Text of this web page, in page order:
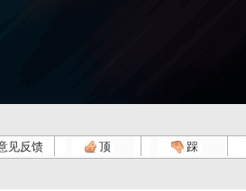
见反馈 顶 踩